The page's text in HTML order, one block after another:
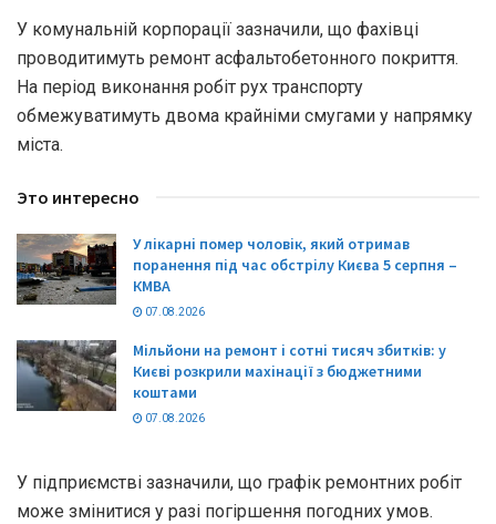
У комунальній корпорації зазначили, що фахівці
проводитимуть ремонт асфальтобетонного покриття.
На період виконання робіт рух транспорту
обмежуватимуть двома крайніми смугами у напрямку
міста.
Это интересно
У лікарні помер чоловік, який отримав
поранення під час обстрілу Києва 5 серпня –
КМВА
07.08.2026
Мільйони на ремонт і сотні тисяч збитків: у
Києві розкрили махінації з бюджетними
коштами
07.08.2026
У підприємстві зазначили, що графік ремонтних робіт
може змінитися у разі погіршення погодних умов.